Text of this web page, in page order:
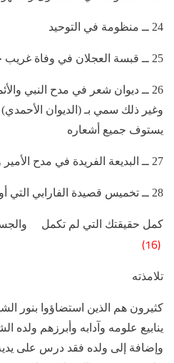
24 ــ منظومة في التوحيد
25 ــ قبسة العجلان في وفاة غريب خراسان
26 ــ ديوان شعر في مدح النبي
وغير ذلك سمي بـ‍ (الديوان
يستوف جميع أشعاره
27 ــ البديعة الفريدة في مدح الأمير وأبنائه الكرام
28 ــ تخميس قصيدة الفارابي التي أولها
كمل حقيقتك التي لم تكمل
(16)
تلامذته
كثيرون هم الذين استضاؤوا بنور
ينابيع علومه وآدابه وأبرزهم
وإضافة إلى ولده فقد درس على